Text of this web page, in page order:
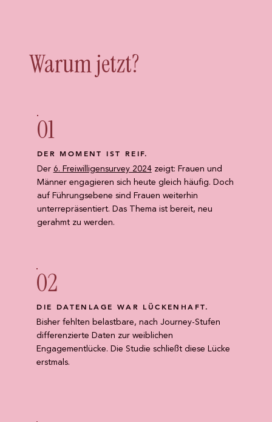
Warum jetzt?
01
DER MOMENT IST REIF.
Der6. Freiwilligensurvey 2024zeigt: Frauen und
Männer engagieren sich heute gleich häufig. Doch
auf Führungsebene sind Frauen weiterhin
unterrepräsentiert. Das Thema ist bereit, neu
gerahmt zu werden.
02
DIE DATENLAGE WAR LÜCKENHAFT.
Bisher fehlten belastbare, nach Journey-Stufen
differenzierte Daten zur weiblichen
Engagementlücke. Die Studie schließt diese Lücke
erstmals.